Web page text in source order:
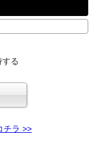
る
チラ >>